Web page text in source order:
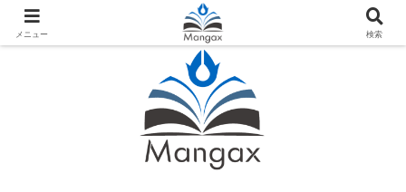
人気おすすめ漫画紹介ならMangax（マンガックス）
メニュー 検索